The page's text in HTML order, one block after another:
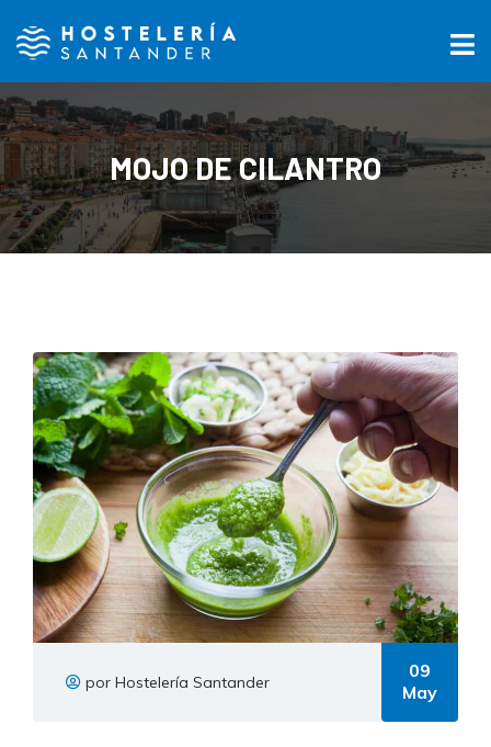
MOJO DE CILANTRO
por Hostelería Santander
09
May